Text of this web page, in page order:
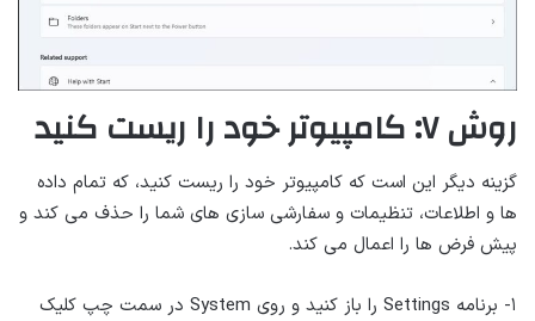
روش ۷: کامپیوتر خود را ریست کنید
گزینه دیگر این است که کامپیوتر خود را ریست کنید، که تمام داده
ها و اطلاعات، تنظیمات و سفارشی سازی های شما را حذف می کند و
پیش فرض ها را اعمال می کند.
۱- برنامه Settings را باز کنید و روی System در سمت چپ کلیک